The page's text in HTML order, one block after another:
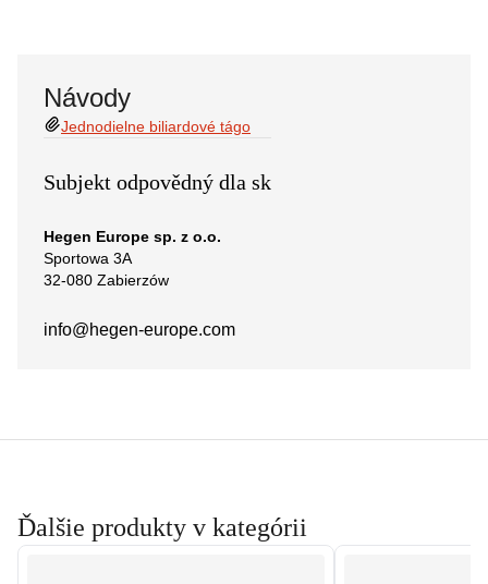
Návody
Jednodielne biliardové tágo
Subjekt odpovědný dla sk
Hegen Europe sp. z o.o.
Sportowa 3A
32-080 Zabierzów
info@hegen-europe.com
Ďalšie produkty v kategórii